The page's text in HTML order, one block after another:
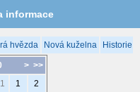
informace
hvězda Nová kuželna Historie
> >>
1
2